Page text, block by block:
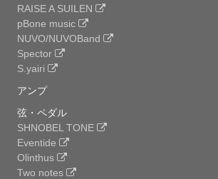
RAISE A SUILEN
pBone music
NUVO/NUVOBand
Spector
S.yairi
アンプ
弦・ペダル
SHNOBEL TONE
Eventide
Olinthus
Two notes